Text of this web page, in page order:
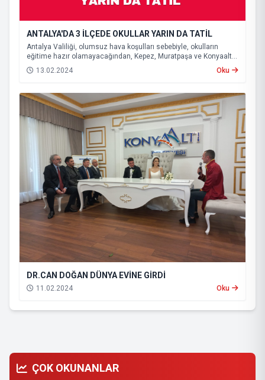
ANTALYA'DA 3 İLÇEDE OKULLAR YARIN DA TATİL
Antalya Valiliği, olumsuz hava koşulları sebebiyle, okulların
eğitime hazır olamayacağından, Kepez, Muratpaşa ve Konyaaltı
ilçelerinde eğitime yarın da ara verileceğini açıkladı.
13.02.2024 Oku
DR.CAN DOĞAN DÜNYA EVİNE GİRDİ
11.02.2024 Oku
ÇOK OKUNANLAR